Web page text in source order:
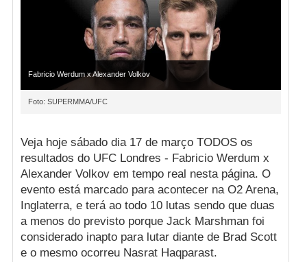
Fabricio Werdum x Alexander Volkov
Foto: SUPERMMA/UFC
Veja hoje sábado dia 17 de março TODOS os
resultados do UFC Londres - Fabricio Werdum x
Alexander Volkov em tempo real nesta página. O
evento está marcado para acontecer na O2 Arena,
Inglaterra, e terá ao todo 10 lutas sendo que duas
a menos do previsto porque Jack Marshman foi
considerado inapto para lutar diante de Brad Scott
e o mesmo ocorreu Nasrat Haqparast.